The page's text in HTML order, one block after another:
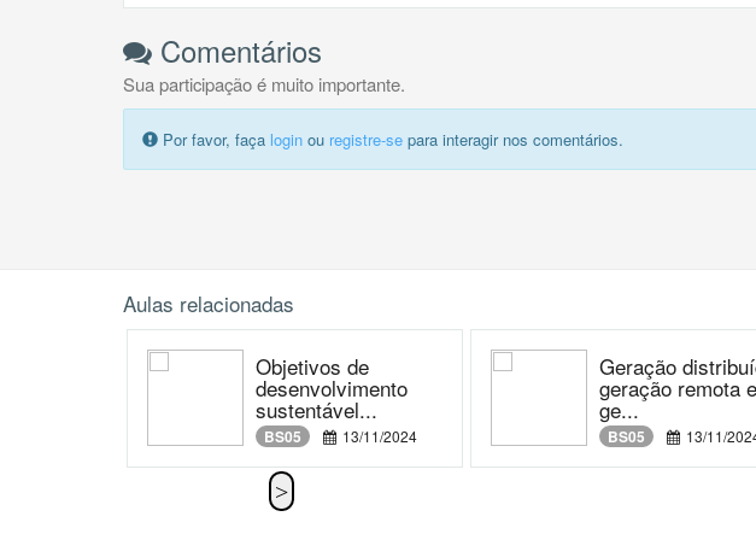
Comentários
Sua participação é muito importante.
Por favor, faça login ou registre-se para interagir nos comentários.
Aulas relacionadas
Objetivos de
desenvolvimento
sustentável...
BS05 13/11/2024
Geração
geração remota e
ge...
BS05 13/11/